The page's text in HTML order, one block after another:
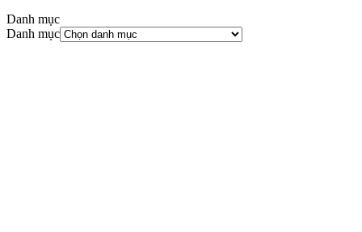
Danh mục
Danh mục